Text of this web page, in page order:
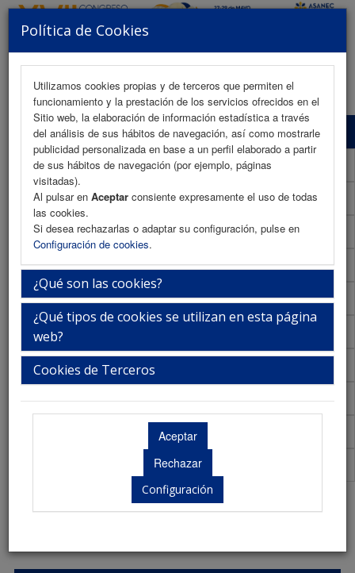
Política de Cookies
Utilizamos cookies propias y de terceros que permiten el
funcionamiento y la prestación de los servicios ofrecidos en el
Sitio web, la elaboración de información estadística a través
del análisis de sus hábitos de navegación, así como mostrarle
publicidad personalizada en base a un perfil elaborado a partir
de sus hábitos de navegación (por ejemplo, páginas
visitadas).
Al pulsar en Aceptar consiente expresamente el uso de todas
las cookies.
Si desea rechazarlas o adaptar su configuración, pulse en
Configuración de cookies.
¿Qué son las cookies?
¿Qué tipos de cookies se utilizan en esta página
web?
Cookies de Terceros
Configuración
MENU
Programa Científico
Programa Científico (PDF)
Cronograma Programa Científico
Normativa comunicaciones
Envío de comunicaciones
Descargar normativa
Plantilla
Talleres
Aula Virtual de Comunicaciones
URM en conflictos éticos en la toma de